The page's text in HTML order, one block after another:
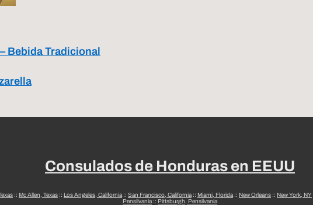
Bebida Tradicional
Consulados de Honduras en EEUU
:: Mc Allen, Texas :: Los Angeles, California :: San Francisco, California :: Miami, Florida :: New Orleans :: New York, NY
Pensilvania :: Pittsburgh, Pensilvania